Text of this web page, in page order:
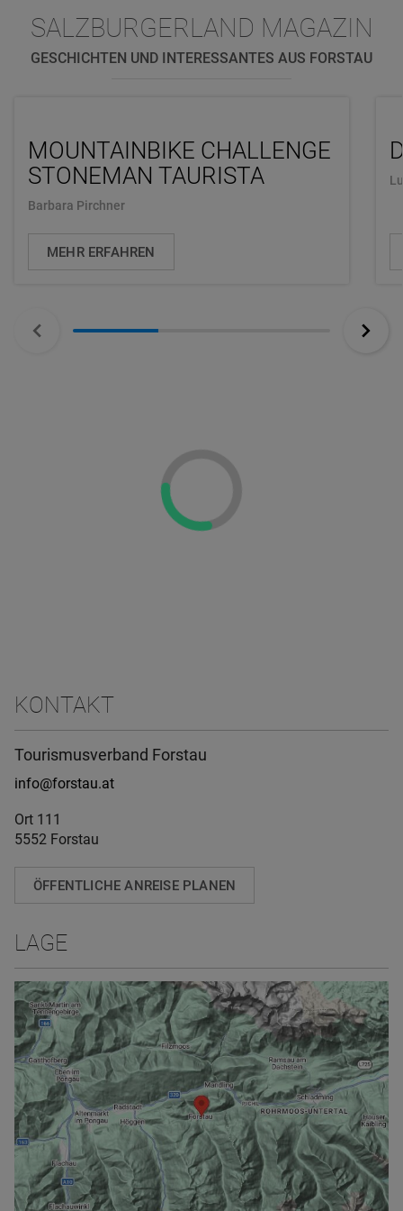
SALZBURGERLAND MAGAZIN
GESCHICHTEN UND INTERESSANTES AUS FORSTAU
MOUNTAINBIKE CHALLENGE
STONEMAN TAURISTA
Barbara Pirchner
MEHR ERFAHREN
KONTAKT
Tourismusverband Forstau
info@forstau.at
Ort 111
5552 Forstau
ÖFFENTLICHE ANREISE PLANEN
LAGE